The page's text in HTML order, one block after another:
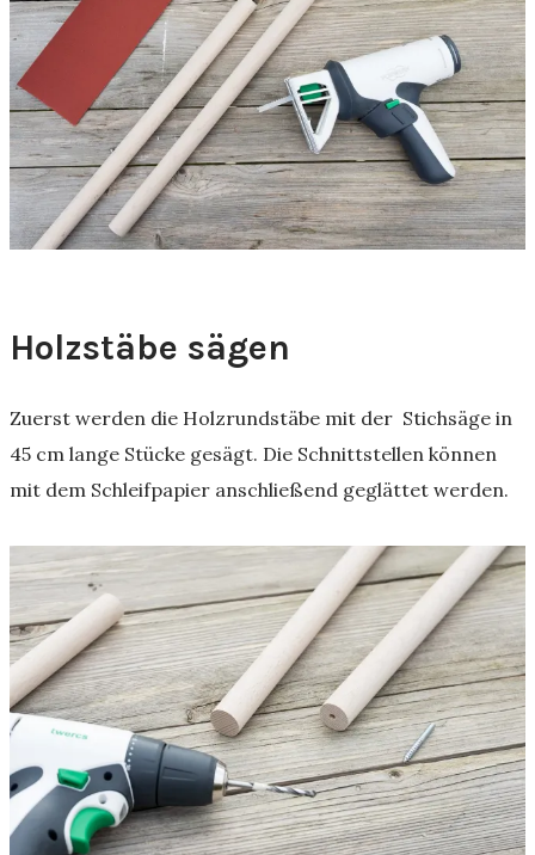
Holzstäbe sägen
Zuerst werden die Holzrundstäbe mit der Stichsäge in
45 cm lange Stücke gesägt. Die Schnittstellen können
mit dem Schleifpapier anschließend geglättet werden.